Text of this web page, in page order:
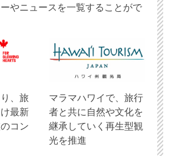
やニュースを一覧することがで
、旅
最新
コン
マラマハワイで、旅行
者と共に自然や文化を
継承していく再生型観
光を推進